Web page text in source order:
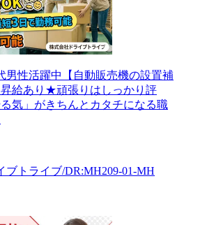
男性活躍中【自動販売機の設置補
給あり★頑張りはしっかり評
気」がきちんとカタチになる職
ブトライブ/DR:MH209-01-MH